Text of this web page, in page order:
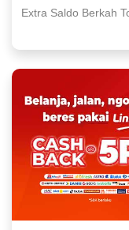
Extra Saldo Berkah